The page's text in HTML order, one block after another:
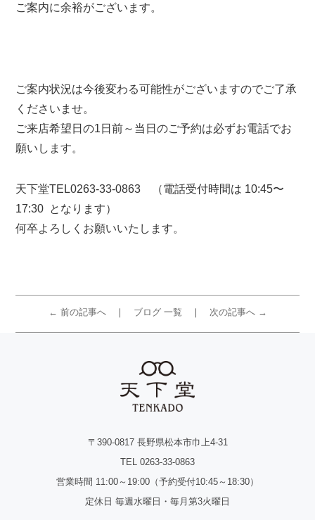
ご案内に余裕がございます。
ご案内状況は今後変わる可能性がございますのでご了承
くださいませ。
ご来店希望日の1日前～当日のご予約は必ずお電話でお
願いします。
天下堂TEL0263-33-0863 （電話受付時間は 10:45〜
17:30 となります）
何卒よろしくお願いいたします。
← 前の記事へ ブログ 一覧 次の記事へ →
〒390-0817 長野県松本市巾上4-31
TEL 0263-33-0863
営業時間 11:00～19:00（予約受付10:45～18:30）
定休日 毎週水曜日・毎月第3火曜日